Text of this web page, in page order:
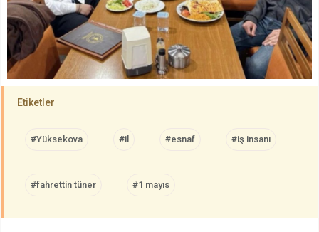
Etiketler
#Yüksekova #il #esnaf #iş insanı
#fahrettin tüner #1 mayıs